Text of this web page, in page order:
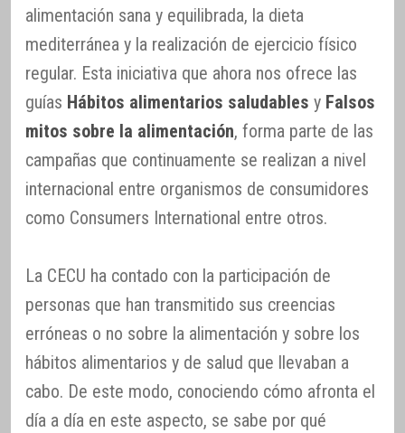
alimentación sana y equilibrada, la dieta
mediterránea y la realización de ejercicio físico
regular. Esta iniciativa que ahora nos ofrece las
guías Hábitos alimentarios saludables y Falsos
mitos sobre la alimentación, forma parte de las
campañas que continuamente se realizan a nivel
internacional entre organismos de consumidores
como Consumers International entre otros.
La CECU ha contado con la participación de
personas que han transmitido sus creencias
erróneas o no sobre la alimentación y sobre los
hábitos alimentarios y de salud que llevaban a
cabo. De este modo, conociendo cómo afronta el
día a día en este aspecto, se sabe por qué